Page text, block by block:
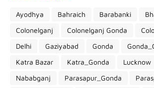
Ayodhya Bahraich Barabanki
Colonelganj
Colonelganj Gonda
Delhi
Gaziyabad Gonda
Katra Bazar
Katra_Gonda Lucknow
Nababganj
Parasapur_Gonda